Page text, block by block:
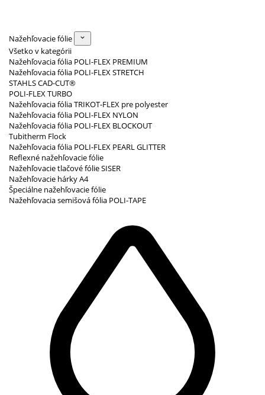
Nažehľovacie fólie
Všetko v kategórii
Nažehľovacia fólia POLI-FLEX PREMIUM
Nažehľovacia fólia POLI-FLEX STRETCH
STAHLS CAD-CUT®
POLI-FLEX TURBO
Nažehľovacia fólia TRIKOT-FLEX pre polyester
Nažehľovacia fólia POLI-FLEX NYLON
Nažehľovacia fólia POLI-FLEX BLOCKOUT
Tubitherm Flock
Nažehľovacia fólia POLI-FLEX PEARL GLITTER
Reflexné nažehľovacie fólie
Nažehľovacie tlačové fólie SISER
Nažehľovacie hárky A4
Špeciálne nažehľovacie fólie
Nažehľovacia semišová fólia POLI-TAPE